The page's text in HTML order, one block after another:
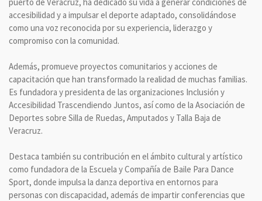
accesibilidad y a impulsar el deporte adaptado, consolidándose
como una voz reconocida por su experiencia, liderazgo y
compromiso con la comunidad.
Además, promueve proyectos comunitarios y acciones de
capacitación que han transformado la realidad de muchas familias.
Es fundadora y presidenta de las organizaciones Inclusión y
Accesibilidad Trascendiendo Juntos, así como de la Asociación de
Deportes sobre Silla de Ruedas, Amputados y Talla Baja de
Veracruz.
Destaca también su contribución en el ámbito cultural y artístico
como fundadora de la Escuela y Compañía de Baile Para Dance
Sport, donde impulsa la danza deportiva en entornos para
personas con discapacidad, además de impartir conferencias que